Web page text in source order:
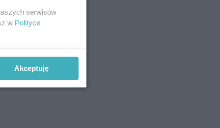
serwisów
w Polityce
Akceptuję